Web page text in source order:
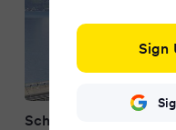
Schweiz plant
Sign